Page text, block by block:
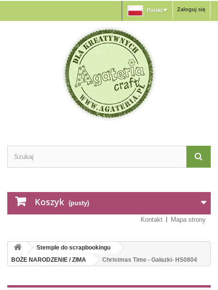
Zaloguj się
Polski
Koszyk (pusty)
Kontakt Mapa strony
Stemple do scrapbookingu
BOŻE NARODZENIE / ZIMA
Christmas Time - Gałazki- HS0804